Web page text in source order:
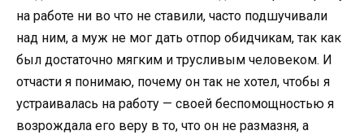
на работе ни во что не ставили, часто подшучивали
над ним, а муж не мог дать отпор обидчикам, так как
был достаточно мягким и трусливым человеком. И
отчасти я понимаю, почему он так не хотел, чтобы я
устраивалась на работу — своей беспомощностью я
возрождала его веру в то, что он не размазня, а